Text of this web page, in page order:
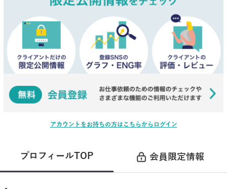
アカウントをお持ちの方はこちらからログイン
プロフィールTOP 会員限定情報